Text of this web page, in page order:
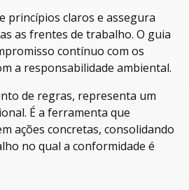
princípios claros e assegura
as frentes de trabalho. O guia
contínuo com os
a responsabilidade ambiental.
de regras, representa um
É a ferramenta que
ações concretas, consolidando
no qual a conformidade é